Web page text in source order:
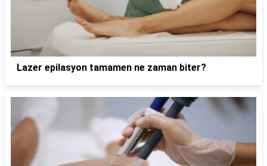
Lazer epilasyon tamamen ne zaman biter?